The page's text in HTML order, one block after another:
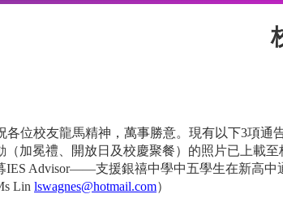
各位校友龍馬精神 ，萬事勝意。 現有以下3項通
（加冕禮、
開放日及校慶聚餐）的照片已上載
IES Advisor——支援銀禧中學中五學生在新高
Lin lswagnes@hotmail.com）